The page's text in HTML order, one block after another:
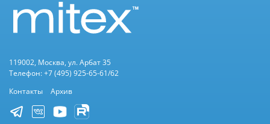
119002, Москва, ул. Арбат 35
Телефон: +7 (495) 925-65-61/62
Контакты
Архив